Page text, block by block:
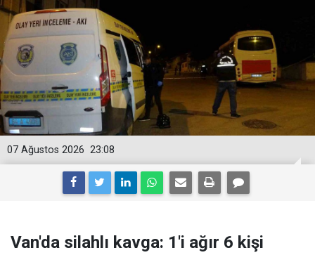
23:08
07 Ağustos 2026
Van'da silahlı kavga: 1'i ağır 6 kişi